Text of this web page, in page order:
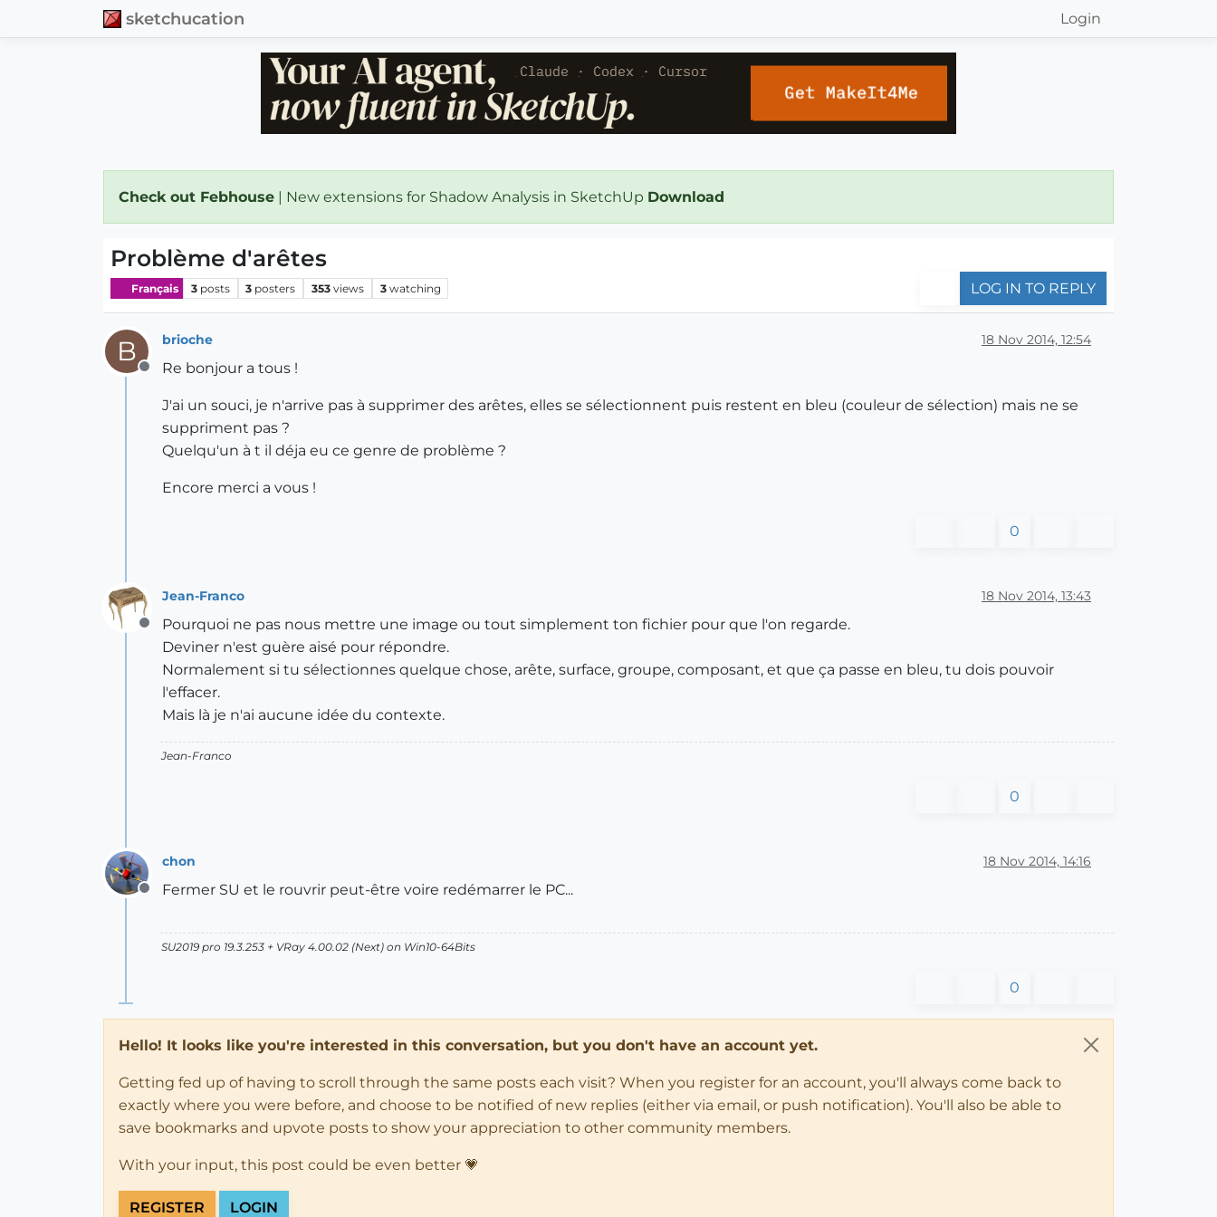
sketchucation Login
Check out Febhouse | New extensions for Shadow Analysis in SketchUp Download
Problème d'arêtes
Français 3 posts 3 posters 353 views 3 watching LOG IN TO REPLY
B
Offline
brioche 18 Nov 2014, 12:54
Re bonjour a tous !
J'ai un souci, je n'arrive pas à supprimer des arêtes, elles se sélectionnent puis restent en bleu (couleur de sélection) mais ne se
suppriment pas ?
Quelqu'un à t il déja eu ce genre de problème ?
Encore merci a vous !
0
Offline
Jean-Franco 18 Nov 2014, 13:43
Pourquoi ne pas nous mettre une image ou tout simplement ton fichier pour que l'on regarde.
Deviner n'est guère aisé pour répondre.
Normalement si tu sélectionnes quelque chose, arête, surface, groupe, composant, et que ça passe en bleu, tu dois pouvoir
l'effacer.
Mais là je n'ai aucune idée du contexte.
Jean-Franco
0
Offline
chon 18 Nov 2014, 14:16
Fermer SU et le rouvrir peut-être voire redémarrer le PC...
SU2019 pro 19.3.253 + VRay 4.00.02 (Next) on Win10-64Bits
0
Hello! It looks like you're interested in this conversation, but you don't have an account yet.
Getting fed up of having to scroll through the same posts each visit? When you register for an account, you'll always come back to
exactly where you were before, and choose to be notified of new replies (either via email, or push notification). You'll also be able to
save bookmarks and upvote posts to show your appreciation to other community members.
With your input, this post could be even better 💗
REGISTER LOGIN